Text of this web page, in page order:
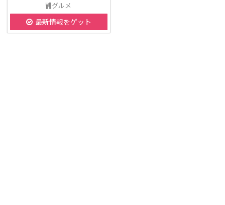
グルメ
最新情報をゲット